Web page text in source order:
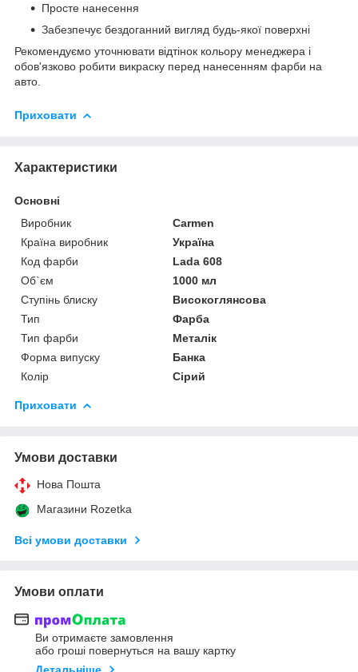
Просте нанесення
Забезпечує бездоганний вигляд будь-якої поверхні
Рекомендуємо уточнювати відтінок кольору менеджера і
обов'язково робити викраску перед нанесенням фарби на
авто.
Приховати
Характеристики
Основні
Виробник
Carmen
Країна виробник
Україна
Код фарби
Lada 608
Об`єм
1000 мл
Ступінь блиску
Високоглянсова
Тип
Фарба
Тип фарби
Металік
Форма випуску
Банка
Колір
Сірий
Приховати
Умови доставки
Нова Пошта
Магазини Rozetka
Всі умови доставки
Умови оплати
Ви отримаєте замовлення
або гроші повернуться на вашу картку